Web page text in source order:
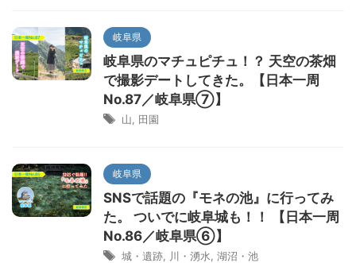
岐阜県
岐阜県のマチュピチュ！？ 天空の茶畑
で撮影デートしてきた。【日本一周
No.87／岐阜県⑦】
山 田園
岐阜県
SNSで話題の『モネの池』に行ってみ
た。 ついでに岐阜城も！！ 【日本一周
No.86／岐阜県⑥】
城・遺跡 川・湧水 湖沼・池